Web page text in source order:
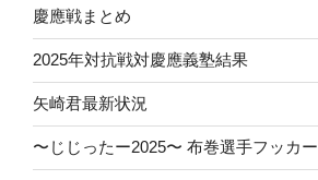
慶應戦まとめ
2025年対抗戦対慶應義塾結果
矢崎君最新状況
〜じじったー2025〜 布巻選手フッカー